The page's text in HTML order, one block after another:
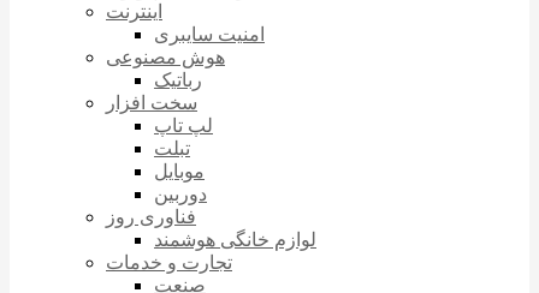
اینترنت
امنیت سایبری
هوش مصنوعی
رباتیک
سخت افزار
لپ تاپ
تبلت
موبایل
دوربین
فناوری روز
لوازم خانگی هوشمند
تجارت و خدمات
صنعت